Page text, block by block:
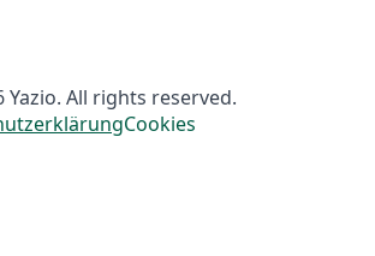
All rights reserved.
Cookies